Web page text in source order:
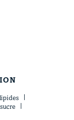
au four.
sur du riz